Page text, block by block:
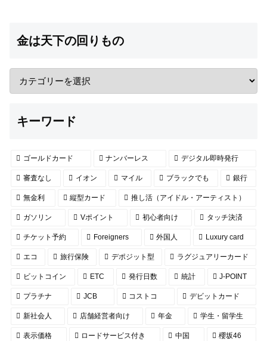
金は天下の回りもの
キーワード
ゴールドカード ナンバーレス デジタル即時発行
審査なし イオン マイル ブラックでも 銀行
無金利 縦型カード 推し活（アイドル・アーティスト）
ガソリン Vポイント 初心者向け タッチ決済
チケット予約 Foreigners 外国人 Luxury card
エコ 旅行保険 デポジット型 ラグジュアリーカード
ビットコイン ETC 発行日数 統計 J-POINT
プラチナ JCB コストコ デビットカード
新社会人 店舗経営者向け 年金 学生・留学生
表示価格 ロードサービス付き 中国 櫻坂46